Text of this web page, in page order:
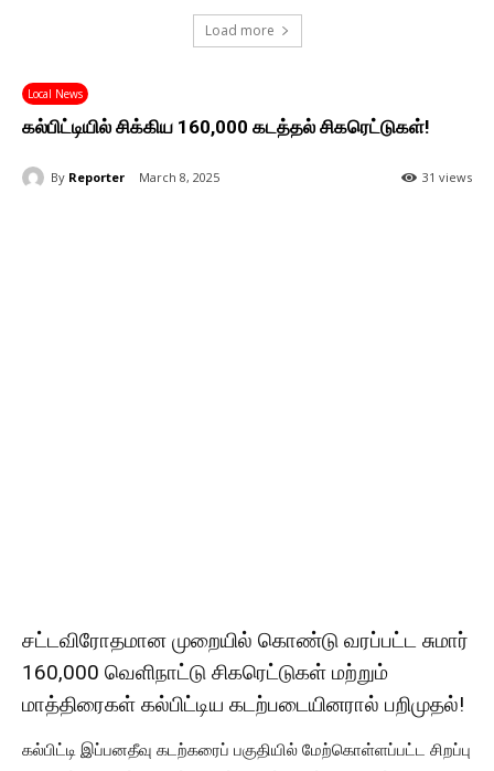
Load more
Local News
கல்பிட்டியில் சிக்கிய 160,000 கடத்தல் சிகரெட்டுகள்!
31 views
By Reporter March 8, 2025
சட்டவிரோதமான முறையில் கொண்டு வரப்பட்ட சுமார்
160,000 வெளிநாட்டு சிகரெட்டுகள் மற்றும்
மாத்திரைகள் கல்பிட்டிய கடற்படையினரால் பறிமுதல்!
கல்பிட்டி இப்பனதீவு கடற்கரைப் பகுதியில் மேற்கொள்ளப்பட்ட சிறப்பு